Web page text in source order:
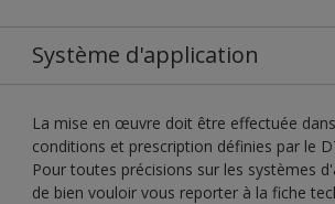
Système d'application
La mise en œuvre doit être effectuée
conditions et prescription définies par le
Pour toutes précisions sur les systèmes
de bien vouloir vous reporter à la fiche